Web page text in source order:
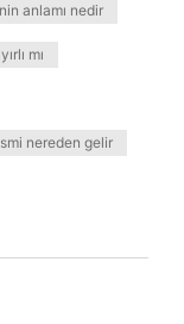
anlamı nedir
mı
nereden gelir